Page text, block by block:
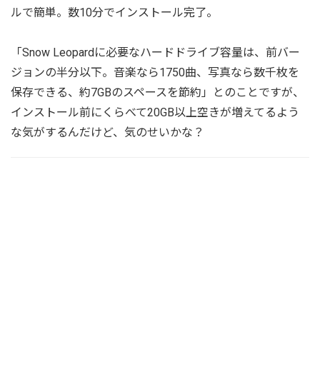
ルで簡単。数10分でインストール完了。
「Snow Leopardに必要なハードドライブ容量は、前バー
ジョンの半分以下。音楽なら1750曲、写真なら数千枚を
保存できる、約7GBのスペースを節約」とのことですが、
インストール前にくらべて20GB以上空きが増えてるよう
な気がするんだけど、気のせいかな？